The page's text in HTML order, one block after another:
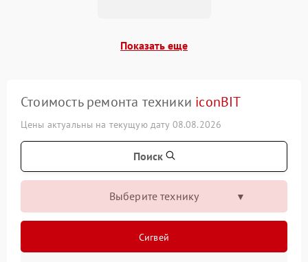
Показать еще
Стоимость ремонта техники iconBIT
Цены актуальны на текущую дату 08.08.2026
Поиск
Выберите технику
Сигвей